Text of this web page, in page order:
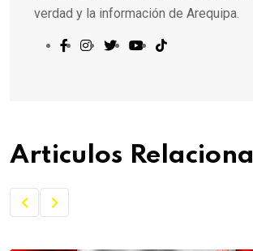
verdad y la información de Arequipa.
Articulos